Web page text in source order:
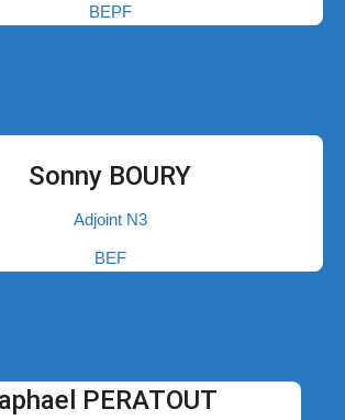
BEPF
Sonny BOURY
Adjoint N3
BEF
PERATOUT